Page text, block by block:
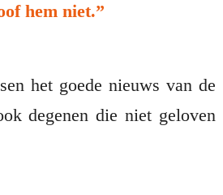
hem niet.”
degenen die niet geloven